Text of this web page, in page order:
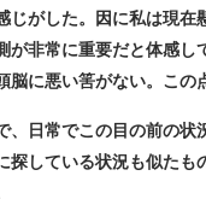
じがした。因に私は現
非常に重要だと体感
に悪い筈がない。この
日常でこの目の前の
している状況も似た